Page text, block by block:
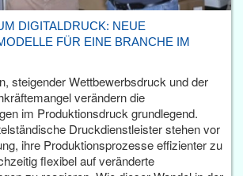
DIGITALDRUCK: NEUE
FÜR EINE BRANCHE IM
steigender Wettbewerbsdruck und der
verändern die
im Produktionsdruck grundlegend.
Druckdienstleister stehen vor
ihre Produktionsprozesse effizienter zu
flexibel auf veränderte